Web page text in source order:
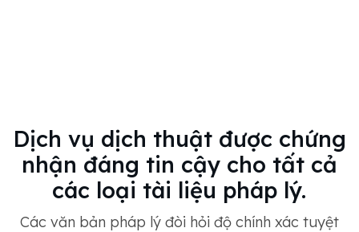
Dịch vụ dịch thuật được chứng
nhận đáng tin cậy cho tất cả
các loại tài liệu pháp lý.
Các văn bản pháp lý đòi hỏi độ chính xác tuyệt